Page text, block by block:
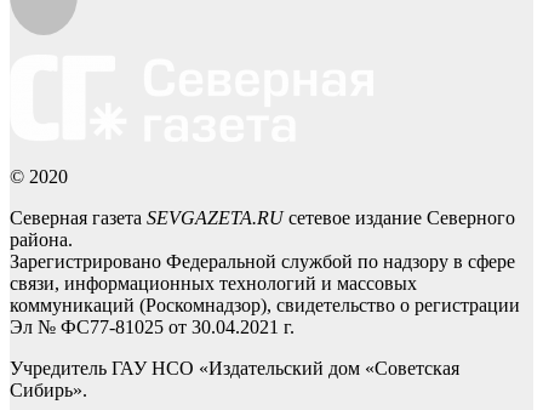
© 2020
Северная газета SEVGAZETA.RUсетевое издание Северного
района.
Зарегистрировано Федеральной службой по надзору в сфере
связи, информационных технологий и массовых
коммуникаций (Роскомнадзор), свидетельство о регистрации
Эл № ФС77-81025 от 30.04.2021 г.
Учредитель ГАУ НСО «Издательский дом «Советская
Сибирь».